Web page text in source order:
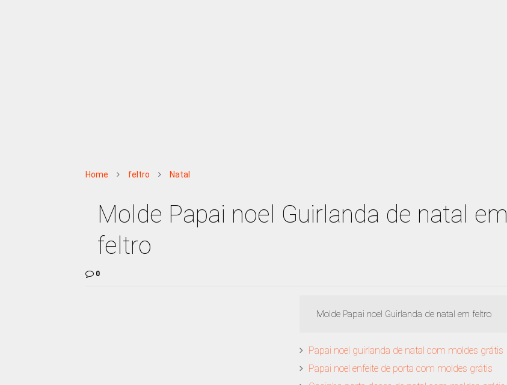
Home feltro Natal
Molde Papai noel Guirlanda de natal em
feltro
0
Molde Papai noel Guirlanda de natal em feltro
Papai noel guirlanda de natal com moldes grátis
Papai noel enfeite de porta com moldes grátis